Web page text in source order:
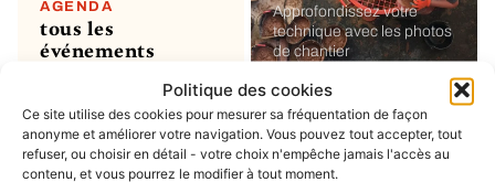
Politique des cookies
Ce site utilise des cookies pour mesurer sa fréquentation de façon
anonyme et améliorer votre navigation. Vous pouvez tout accepter, tout
refuser, ou choisir en détail - votre choix n'empêche jamais l'accès au
contenu, et vous pourrez le modifier à tout moment.
Approfondissez votre
technique avec les photos
de chantier
AGENDA
tous les
événements
MON COMPTE
soumettre un
projet ou un
évènement